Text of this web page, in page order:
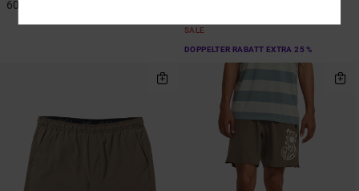
60,00 €
SALE
DOPPELTER RABATT EXTRA 25 %